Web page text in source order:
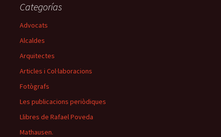
Categorías
Advocats
Alcaldes
Arquitectes
Articles i Col·laboracions
Fotògrafs
Les publicacions periòdiques
Llibres de Rafael Poveda
Mathausen.